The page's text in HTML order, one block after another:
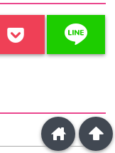
line
arrowup
home